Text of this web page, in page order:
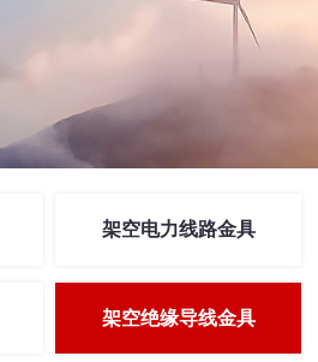
架空电力线路金具
架空绝缘导线金具